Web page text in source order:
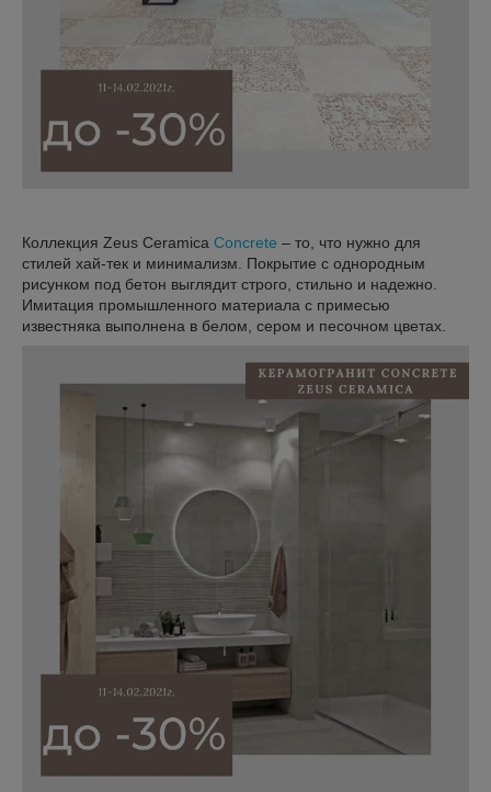
Коллекция Zeus Ceramica Concrete – то, что нужно для
стилей хай-тек и минимализм. Покрытие с однородным
рисунком под бетон выглядит строго, стильно и надежно.
Имитация промышленного материала с примесью
известняка выполнена в белом, сером и песочном цветах.